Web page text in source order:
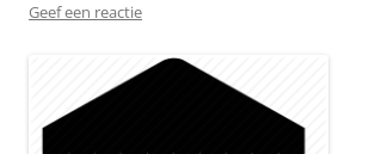
Geef een reactie